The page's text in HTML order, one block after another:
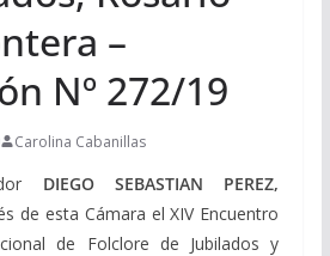
–
Nº 272/19
Carolina Cabanillas
DIEGO SEBASTIAN PEREZ,
de esta Cámara el XIV Encuentro
de Folclore de Jubilados y